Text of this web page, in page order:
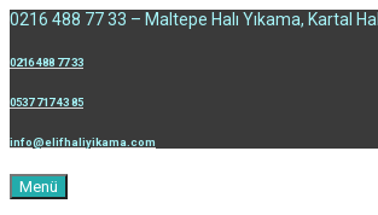
0216 488 77 33 – Maltepe Halı Yıkama, Kartal
0216 488 77 33
0537 717 43 85
info@elifhaliyikama.com
Menü